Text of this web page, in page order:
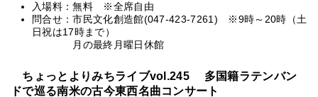
入場料：無料 ※全席自由
問合せ：市民文化創造館(047-423-7261) ※9時～20時（土
日祝は17時まで）
月の最終月曜日休館
ちょっとよりみちライブvol.245 多国籍ラテンバン
ドで巡る南米の古今東西名曲コンサート